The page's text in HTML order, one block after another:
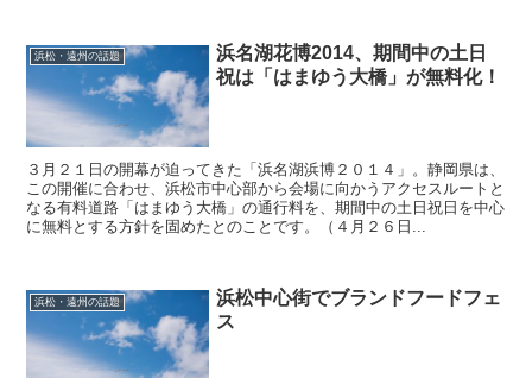
浜松・遠州の話題
浜名湖花博2014、期間中の土日
祝は「はまゆう大橋」が無料化！
３月２１日の開幕が迫ってきた「浜名湖浜博２０１４」。静岡県は、
この開催に合わせ、浜松市中心部から会場に向かうアクセスルートと
なる有料道路「はまゆう大橋」の通行料を、期間中の土日祝日を中心
に無料とする方針を固めたとのことです。（４月２６日...
浜松・遠州の話題
浜松中心街でブランドフードフェ
ス